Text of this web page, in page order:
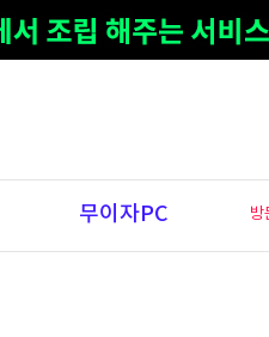
무이자PC 방